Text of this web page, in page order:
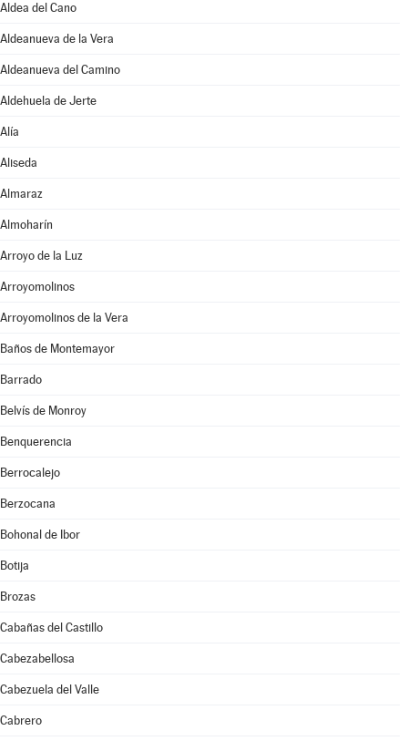
Aldea del Cano
Aldeanueva de la Vera
Aldeanueva del Camino
Aldehuela de Jerte
Alía
Aliseda
Almaraz
Almoharín
Arroyo de la Luz
Arroyomolinos
Arroyomolinos de la Vera
Baños de Montemayor
Barrado
Belvís de Monroy
Benquerencia
Berrocalejo
Berzocana
Bohonal de Ibor
Botija
Brozas
Cabañas del Castillo
Cabezabellosa
Cabezuela del Valle
Cabrero